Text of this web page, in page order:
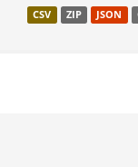
CSV ZIP JSON